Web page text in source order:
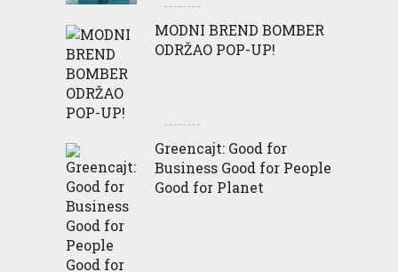
MODNI BREND BOMBER
ODRŽAO POP-UP!
Greencajt: Good for
Business Good for People
Good for Planet